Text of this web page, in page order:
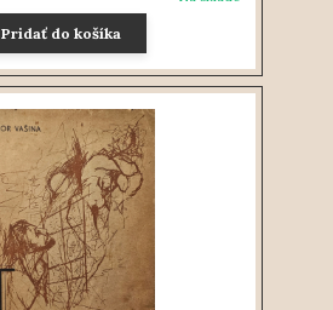
Pridať do košíka